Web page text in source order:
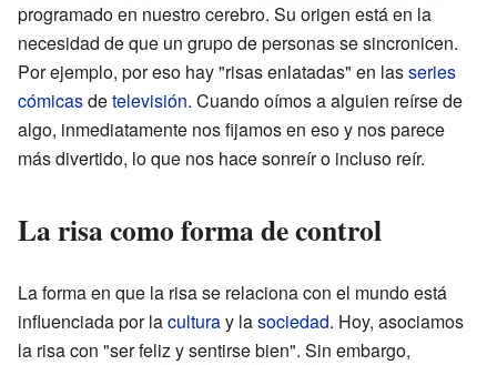
programado en nuestro cerebro. Su origen está en la
necesidad de que un grupo de personas se sincronicen.
Por ejemplo, por eso hay "risas enlatadas" en lasseries
cómicasdetelevisión. Cuando oímos a alguien reírse de
algo, inmediatamente nos fijamos en eso y nos parece
más divertido, lo que nos hace sonreír o incluso reír.
La risa como forma de control
La forma en que la risa se relaciona con el mundo está
influenciada por laculturay lasociedad. Hoy, asociamos
la risa con "ser feliz y sentirse bien". Sin embargo,